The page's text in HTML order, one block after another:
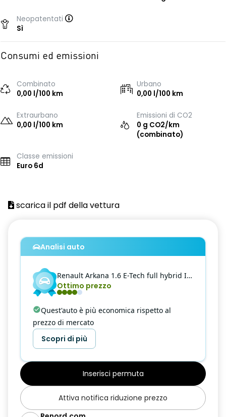
Neopatentati
Sì
Consumi ed emissioni
Combinato
0,00 l/100 km
Urbano
0,00 l/100 km
Extraurbano
0,00 l/100 km
Emissioni di CO2
0 g CO2/km
(combinato)
Classe emissioni
Euro 6d
scarica il pdf della vettura
Analisi auto
Renault Arkana 1.6 E-Tech full hybrid Intens 145cv
Ottimo prezzo
Quest'auto è più economica rispetto al
prezzo di mercato
Scopri di più
Inserisci permuta
Attiva notifica riduzione prezzo